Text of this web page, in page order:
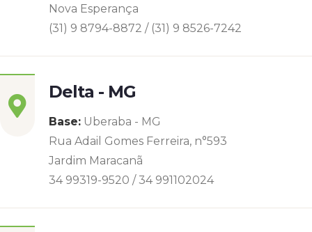
Nova Esperança
(31) 9 8794-8872 / (31) 9 8526-7242
Delta - MG
Base: Uberaba - MG
Rua Adail Gomes Ferreira, n°593
Jardim Maracanã
34 99319-9520 / 34 991102024